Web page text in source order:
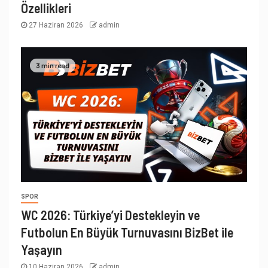
Özellikleri
27 Haziran 2026 admin
3 min read
SPOR
WC 2026: Türkiye’yi Destekleyin ve
Futbolun En Büyük Turnuvasını BizBet ile
Yaşayın